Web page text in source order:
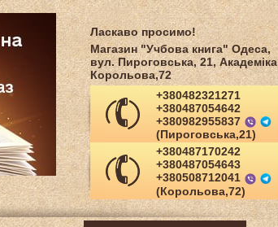
Ласкаво просимо!
Магазин "Учбова книга" Одеса,
вул. Пироговська, 21, Академіка
Корольова,72
+380482321271
+380487054642
+380982955837
(Пироговська,21)
+380487170242
+380487054643
+380508712041
(Корольова,72)